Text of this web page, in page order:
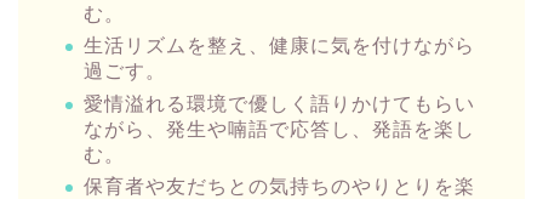
む。
生活リズムを整え、健康に気を付けながら
過ごす。
愛情溢れる環境で優しく語りかけてもらい
ながら、発生や喃語で応答し、発語を楽し
む。
保育者や友だちとの気持ちのやりとりを楽